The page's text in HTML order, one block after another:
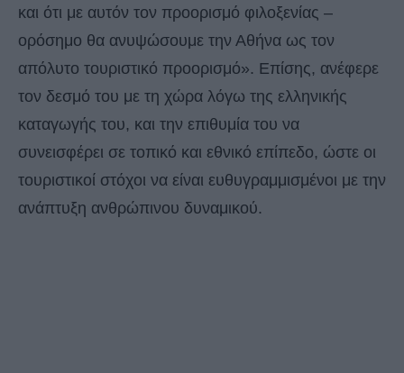
και ότι με αυτόν τον προορισμό φιλοξενίας –
ορόσημο θα ανυψώσουμε την Αθήνα ως τον
απόλυτο τουριστικό προορισμό». Επίσης, ανέφερε
τον δεσμό του με τη χώρα λόγω της ελληνικής
καταγωγής του, και την επιθυμία του να
συνεισφέρει σε τοπικό και εθνικό επίπεδο, ώστε οι
τουριστικοί στόχοι να είναι ευθυγραμμισμένοι με την
ανάπτυξη ανθρώπινου δυναμικού.